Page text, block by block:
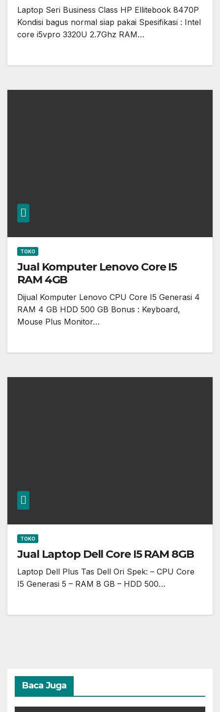
Laptop Seri Business Class HP Ellitebook 8470P
Kondisi bagus normal siap pakai Spesifikasi : Intel
core i5vpro 3320U 2.7Ghz RAM…
TOKO
Jual Komputer Lenovo Core I5
RAM 4GB
Dijual Komputer Lenovo CPU Core I5 Generasi 4
RAM 4 GB HDD 500 GB Bonus : Keyboard,
Mouse Plus Monitor…
TOKO
Jual Laptop Dell Core I5 RAM 8GB
Laptop Dell Plus Tas Dell Ori Spek: – CPU Core
I5 Generasi 5 – RAM 8 GB – HDD 500…
Baca Juga